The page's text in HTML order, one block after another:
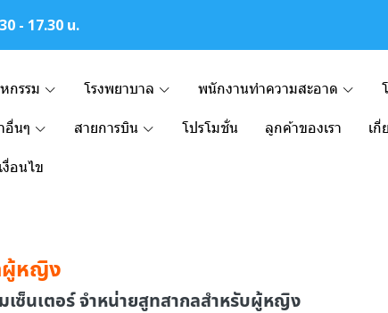
- 17.30 น.
กรรม โรงพยาบาล พนักงานทำความสะอาด
อื่นๆ สายการบิน โปรโมชั่น ลูกค้าของเรา เกี่
อนไข
หญิง
เซ็นเตอร์ จำหน่ายสูทสากลสำหรับผู้หญิง